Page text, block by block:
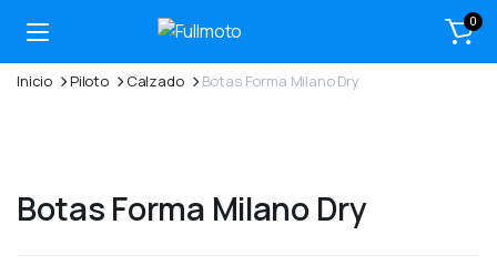
0
Inicio Piloto Calzado Botas Forma Milano Dry
Botas Forma Milano Dry